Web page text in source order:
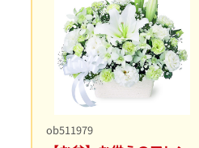
ob511979